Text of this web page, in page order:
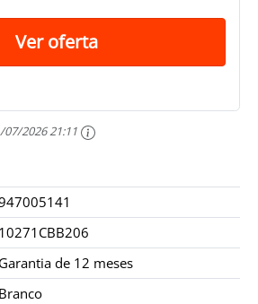
Ver oferta
07/2026 21:11
10271CBB206
Garantia de 12 meses
Branco